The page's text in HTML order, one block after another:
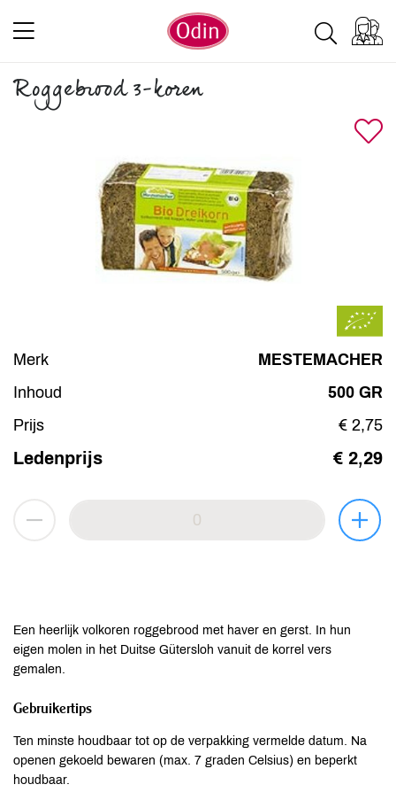
Roggebrood 3-koren
Merk
MESTEMACHER
Inhoud
500 GR
Prijs
€ 2,75
Ledenprijs € 2,29
Een heerlijk volkoren roggebrood met haver en gerst. In hun
eigen molen in het Duitse Gütersloh vanuit de korrel vers
gemalen.
Gebruikertips
Ten minste houdbaar tot op de verpakking vermelde datum. Na
openen gekoeld bewaren (max. 7 graden Celsius) en beperkt
houdbaar.